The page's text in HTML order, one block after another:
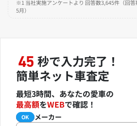
※1 当社実施アンケートより 回答数3,645件（回
5月）
45 秒で入力完了！
簡単ネット車査定
最短3時間、あなたの愛車の
最高額をWEBで確認！
必須 メーカー
OK